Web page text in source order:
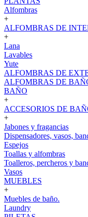
Alfombras
+
ALFOMBRAS DE
+
Lana
Lavables
Yute
ALFOMBRAS DE
ALFOMBRAS DE
BAÑO
+
ACCESORIOS DE
+
Jabones y fragancias
Dispensadores, vasos,
Espejos
Toallas y alfombras
Toalleros, percheros y
Vasos
MUEBLES
+
Muebles de baño.
Laundry